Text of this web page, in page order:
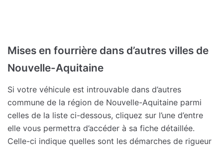
Mises en fourrière dans d’autres villes de
Nouvelle-Aquitaine
Si votre véhicule est introuvable dans d’autres
commune de la région de Nouvelle-Aquitaine parmi
celles de la liste ci-dessous, cliquez sur l’une d’entre
elle vous permettra d’accéder à sa fiche détaillée.
Celle-ci indique quelles sont les démarches de rigueur